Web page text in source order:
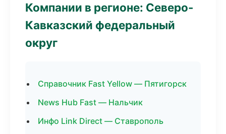
Компании в регионе: Северо-
Кавказский федеральный
округ
Справочник Fast Yellow — Пятигорск
News Hub Fast — Нальчик
Инфо Link Direct — Ставрополь